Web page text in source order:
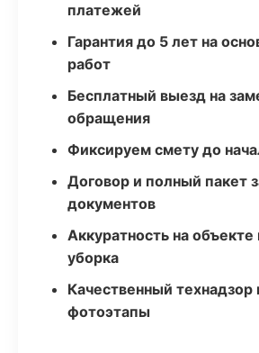
платежей
Гарантия до 5 лет на
работ
Бесплатный выезд на
обращения
Фиксируем смету до
Договор и полный пакет
документов
Аккуратность на
уборка
Качественный
фотоэтапы